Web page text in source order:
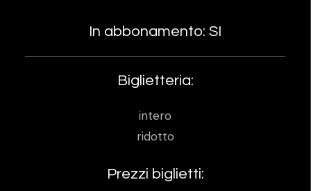
In abbonamento: SI
Biglietteria:
intero
ridotto
Prezzi biglietti: